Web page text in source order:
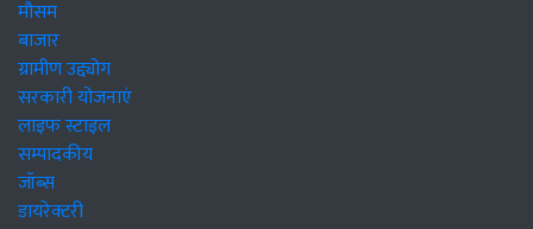
मौसम
बाजार
ग्रामीण उद्द्योग
सरकारी योजनाएं
लाइफ स्टाइल
सम्पादकीय
जॉब्स
डायरेक्टरी